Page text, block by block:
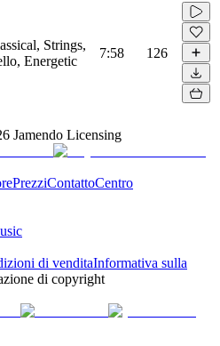
Strings,
Energetic
7:58 126
Jamendo Licensing
PrezziContattoCentro
di venditaInformativa sulla
di copyright